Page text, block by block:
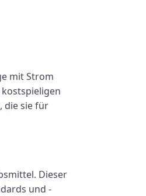
mit Strom
die sie für
Dieser
und -